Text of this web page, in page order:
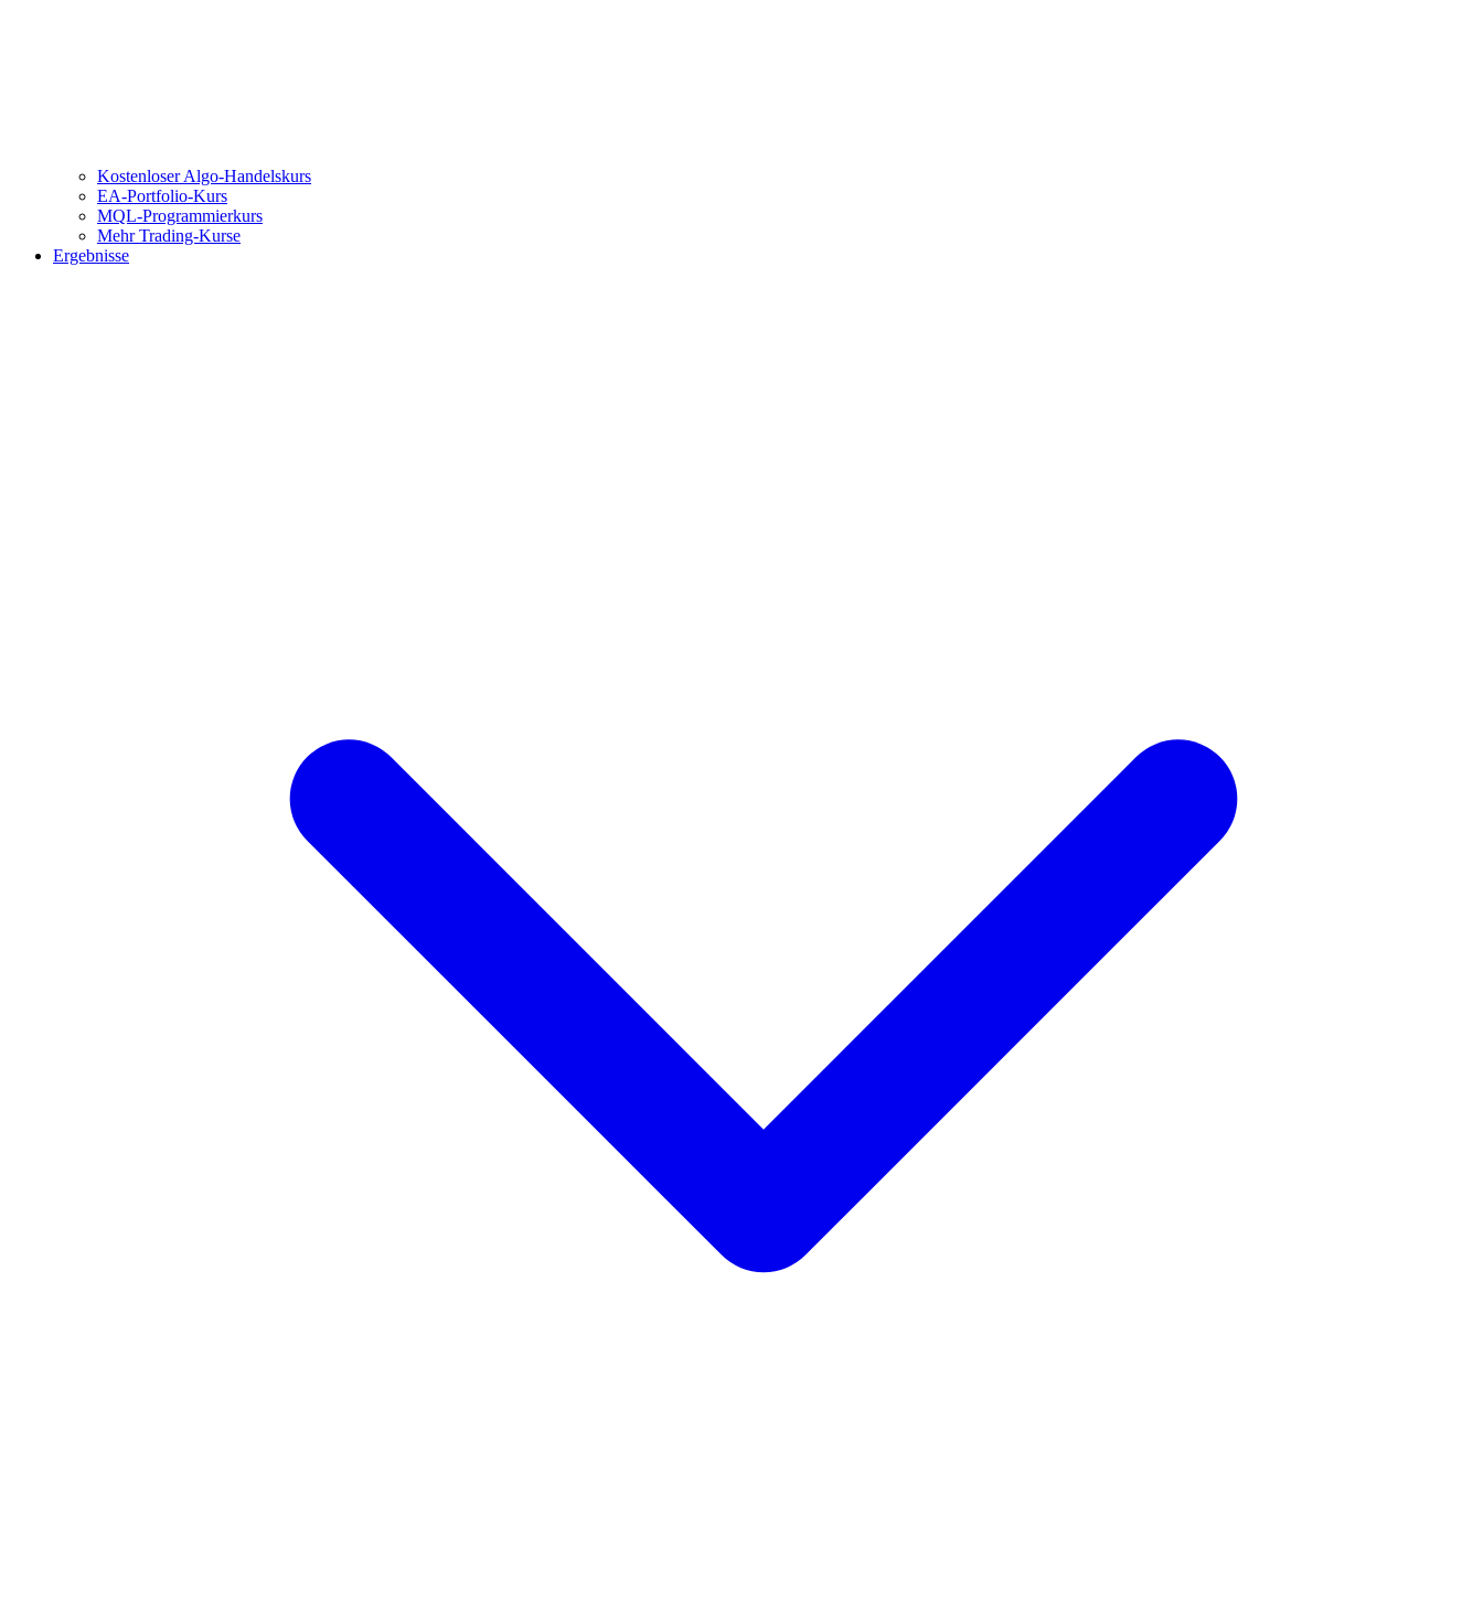
Kostenloser Algo-Handelskurs
EA-Portfolio-Kurs
MQL-Programmierkurs
Mehr Trading-Kurse
Ergebnisse